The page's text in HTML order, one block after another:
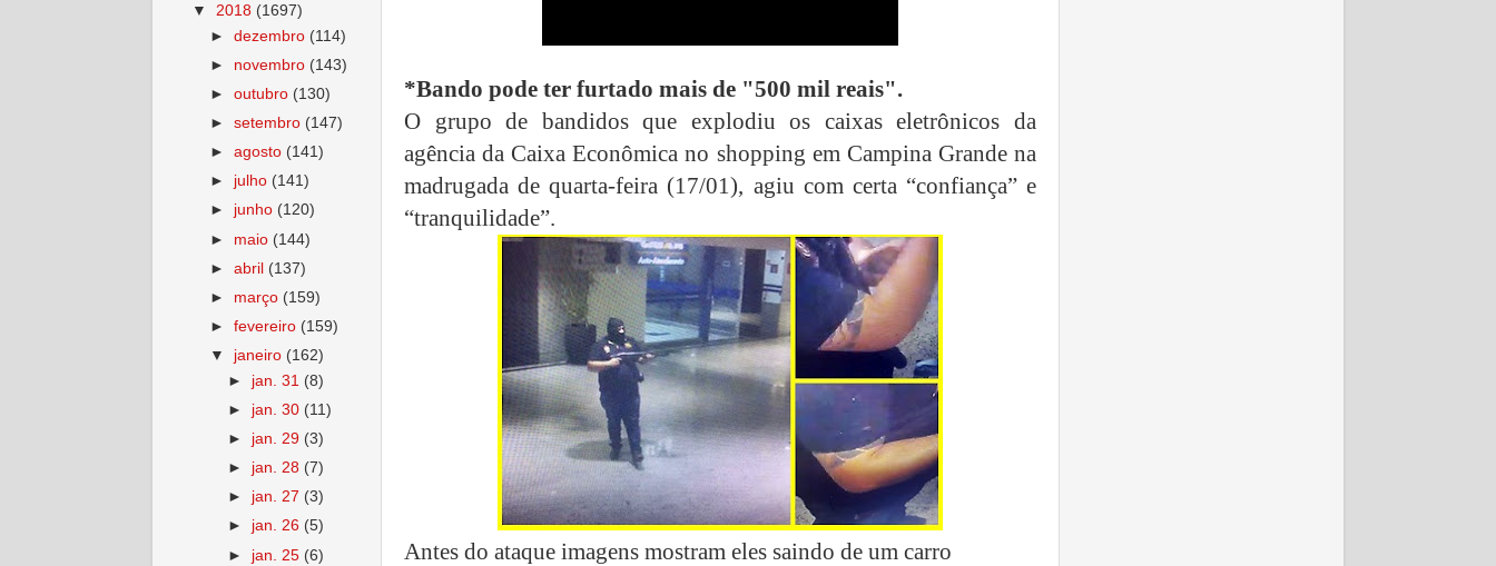
*Bando pode ter furtado mais de "500 mil reais".
O grupo de bandidos que explodiu os caixas eletrônicos da
agência da Caixa Econômica no shopping em Campina Grande na
madrugada de quarta-feira (17/01), agiu com certa “confiança” e
“tranquilidade”.
Antes do ataque imagens mostram eles saindo de um carro
▼ 2018 (1697)
►dezembro (114)
► novembro (143)
►outubro (130)
►setembro (147)
►agosto (141)
► julho (141)
► junho (120)
► maio (144)
►abril (137)
► março (159)
►fevereiro (159)
▼ janeiro (162)
► jan. 31 (8)
► jan. 30 (11)
► jan. 29 (3)
► jan. 28 (7)
► jan. 27 (3)
► jan. 26 (5)
► jan. 25 (6)